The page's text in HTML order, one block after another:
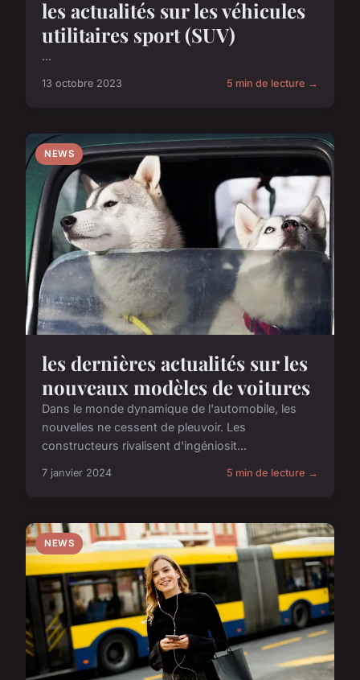
les actualités sur les véhicules
utilitaires sport (SUV)
...
13 octobre 2023 5 min de lecture →
NEWS
les dernières actualités sur les
nouveaux modèles de voitures
Dans le monde dynamique de l'automobile, les
nouvelles ne cessent de pleuvoir. Les
constructeurs rivalisent d'ingéniosit...
7 janvier 2024 5 min de lecture →
NEWS